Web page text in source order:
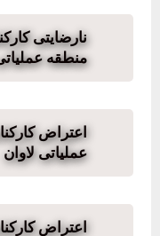
نارضایتی
منطقه
اعتراض
عملیاتی لاوان
اعتراض